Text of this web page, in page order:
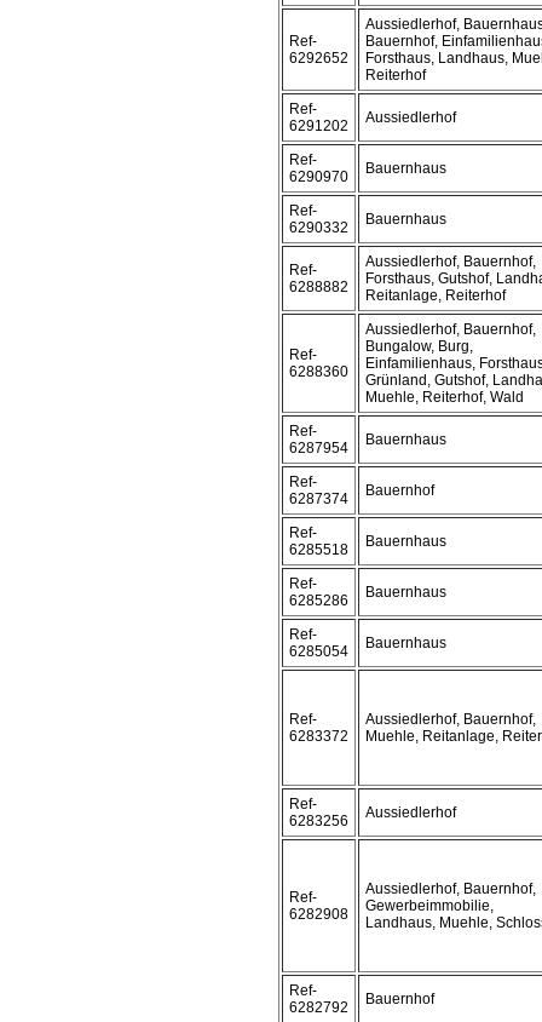
Ref-
6292652
Aussiedlerhof,
Bauernhof,
Forsthaus, Landhaus,
Reiterhof
Ref-
6291202
Aussiedlerhof
Ref-
6290970
Bauernhaus
Ref-
6290332
Bauernhaus
Ref-
6288882
Aussiedlerhof, Bauernhof,
Forsthaus, Gutshof,
Reitanlage, Reiterhof
Ref-
6288360
Aussiedlerhof, Bauernhof,
Bungalow, Burg,
Einfamilienhaus,
Grünland, Gutshof,
Muehle, Reiterhof, Wald
Ref-
6287954
Bauernhaus
Ref-
6287374
Bauernhof
Ref-
6285518
Bauernhaus
Ref-
6285286
Bauernhaus
Ref-
6285054
Bauernhaus
Ref-
6283372
Aussiedlerhof, Bauernhof,
Muehle, Reitanlage,
Ref-
6283256
Aussiedlerhof
Ref-
6282908
Aussiedlerhof, Bauernhof,
Gewerbeimmobilie,
Landhaus, Muehle,
Ref-
6282792
Bauernhof